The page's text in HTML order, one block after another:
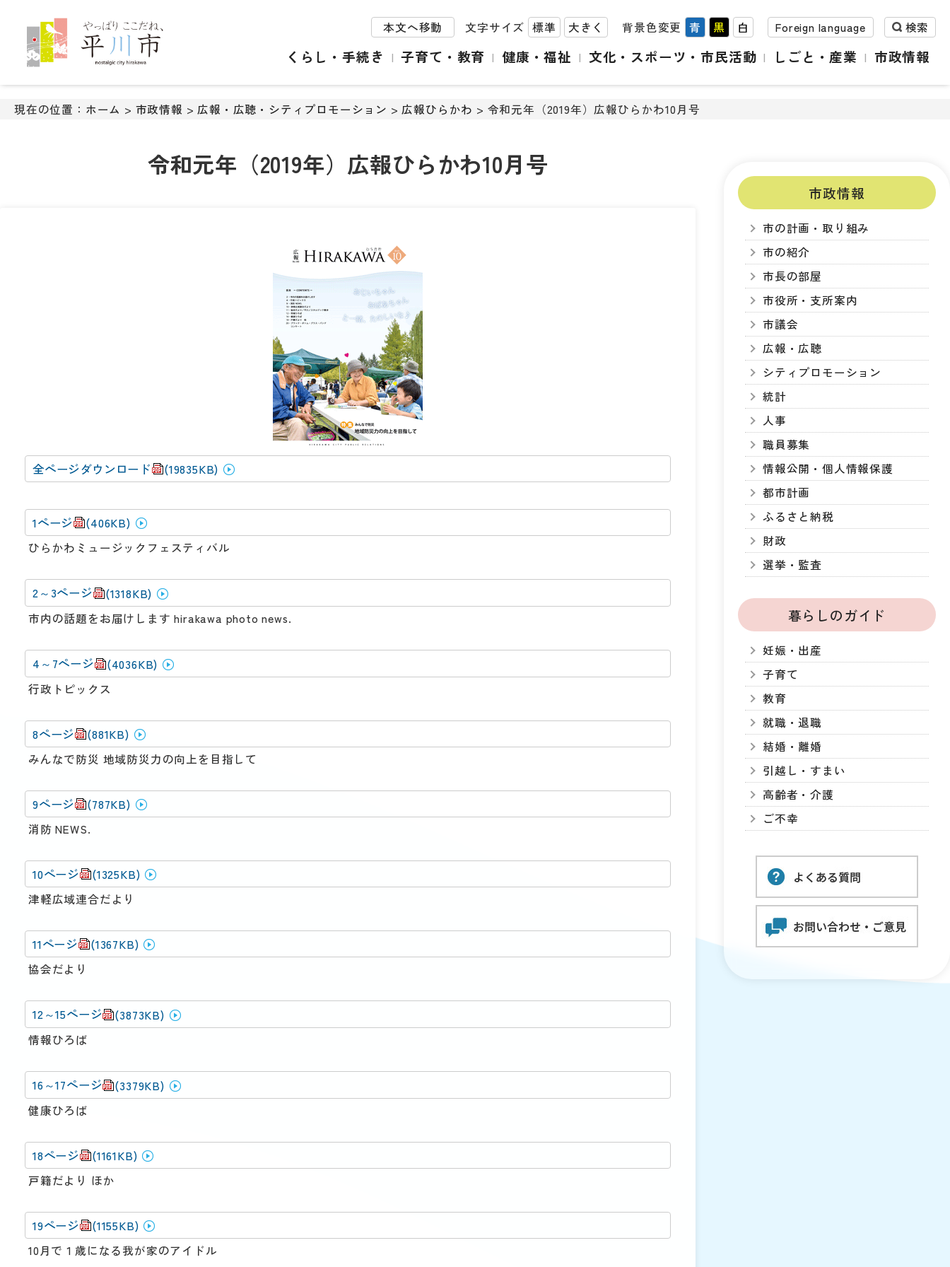
ョ
本文へ移動 文字サイズ 標準 大きく 背景色変更 青 黒 白 Foreign language 検索
くらし・手続き 子育て・教育 健康・福祉 文化・スポーツ・市民活動 しごと・産業 市政情報
現在の位置： ホーム > 市政情報 >広報・広聴・シティプロモーション >広報ひらかわ > 令和元年（2019年）広報ひらかわ10月号
令和元年（2019年）広報ひらかわ10月号
全ページダウンロード (19835KB)
1ページ (406KB)
ひらかわミュージックフェスティバル
2～3ページ (1318KB)
市内の話題をお届けします hirakawa photo news.
4～7ページ (4036KB)
行政トピックス
8ページ (881KB)
みんなで防災 地域防災力の向上を目指して
9ページ (787KB)
消防 NEWS.
10ページ (1325KB)
津軽広域連合だより
11ページ (1367KB)
協会だより
12～15ページ (3873KB)
情報ひろば
16～17ページ (3379KB)
健康ひろば
18ページ (1161KB)
戸籍だより ほか
19ページ (1155KB)
10月で１歳になる我が家のアイドル
市政情報
市の計画・取り組み
市の紹介
市長の部屋
市役所・支所案内
市議会
広報・広聴
シティプロモーション
統計
人事
職員募集
情報公開・個人情報保護
都市計画
ふるさと納税
財政
選挙・監査
暮らしのガイド
妊娠・出産
子育て
教育
就職・退職
結婚・離婚
引越し・すまい
高齢者・介護
ご不幸